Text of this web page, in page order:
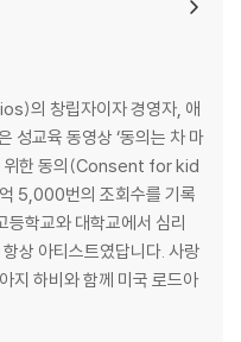
아동도서전에서 가장 우수한 1
BRAW AMAZING BOOK
스트레이터로도 선정되며 세
안의 특별한 모험』이 출간되었
속 멋진 집을 지어 주었던 건축
는 갑자기 사라진 앙리 삼촌을
요.
다
의 창립자이자 경영자, 애
성교육 동영상 ‘동의는 차 마
위한 동의(Consent for kid
5,000번의 조회수를 기록
등학교와 대학교에서 심리
상 아티스트였답니다. 사랑
지 하비와 함께 미국 로드아